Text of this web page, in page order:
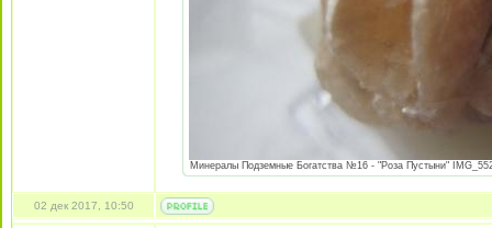
Минералы Подземные Богатства №16 - "Роза Пустыни"
02 дек 2017, 10:50